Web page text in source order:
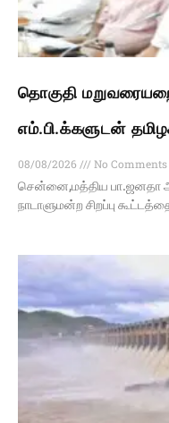
தொகுதி
எம்.பி.க்களுடன்
08/08/2026
No Comments
சென்னை,மத்திய பா.ஜனதா
நாடாளுமன்ற சிறப்பு